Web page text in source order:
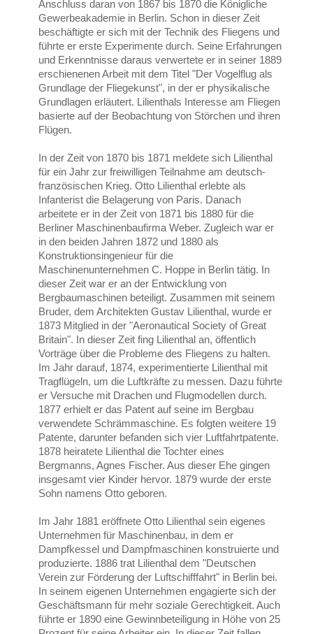
Anschluss daran von 1867 bis 1870 die Königliche
Gewerbeakademie in Berlin. Schon in dieser Zeit
beschäftigte er sich mit der Technik des Fliegens und
führte er erste Experimente durch. Seine Erfahrungen
und Erkenntnisse daraus verwertete er in seiner 1889
erschienenen Arbeit mit dem Titel "Der Vogelflug als
Grundlage der Fliegekunst", in der er physikalische
Grundlagen erläutert. Lilienthals Interesse am Fliegen
basierte auf der Beobachtung von Störchen und ihren
Flügen.
In der Zeit von 1870 bis 1871 meldete sich Lilienthal
für ein Jahr zur freiwilligen Teilnahme am deutsch-
französischen Krieg. Otto Lilienthal erlebte als
Infanterist die Belagerung von Paris. Danach
arbeitete er in der Zeit von 1871 bis 1880 für die
Berliner Maschinenbaufirma Weber. Zugleich war er
in den beiden Jahren 1872 und 1880 als
Konstruktionsingenieur für die
Maschinenunternehmen C. Hoppe in Berlin tätig. In
dieser Zeit war er an der Entwicklung von
Bergbaumaschinen beteiligt. Zusammen mit seinem
Bruder, dem Architekten Gustav Lilienthal, wurde er
1873 Mitglied in der "Aeronautical Society of Great
Britain". In dieser Zeit fing Lilienthal an, öffentlich
Vorträge über die Probleme des Fliegens zu halten.
Im Jahr darauf, 1874, experimentierte Lilienthal mit
Tragflügeln, um die Luftkräfte zu messen. Dazu führte
er Versuche mit Drachen und Flugmodellen durch.
1877 erhielt er das Patent auf seine im Bergbau
verwendete Schrämmaschine. Es folgten weitere 19
Patente, darunter befanden sich vier Luftfahrtpatente.
1878 heiratete Lilienthal die Tochter eines
Bergmanns, Agnes Fischer. Aus dieser Ehe gingen
insgesamt vier Kinder hervor. 1879 wurde der erste
Sohn namens Otto geboren.
Im Jahr 1881 eröffnete Otto Lilienthal sein eigenes
Unternehmen für Maschinenbau, in dem er
Dampfkessel und Dampfmaschinen konstruierte und
produzierte. 1886 trat Lilienthal dem "Deutschen
Verein zur Förderung der Luftschifffahrt" in Berlin bei.
In seinem eigenen Unternehmen engagierte sich der
Geschäftsmann für mehr soziale Gerechtigkeit. Auch
führte er 1890 eine Gewinnbeteiligung in Höhe von 25